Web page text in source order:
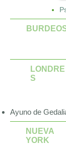
LONDRE
S
Ayuno de
NUEVA
YORK